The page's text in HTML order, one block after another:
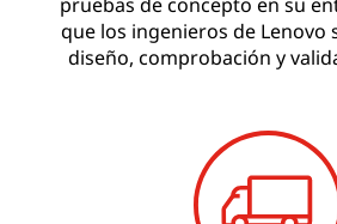
que los ingenieros de Lenovo
diseño, comprobación y